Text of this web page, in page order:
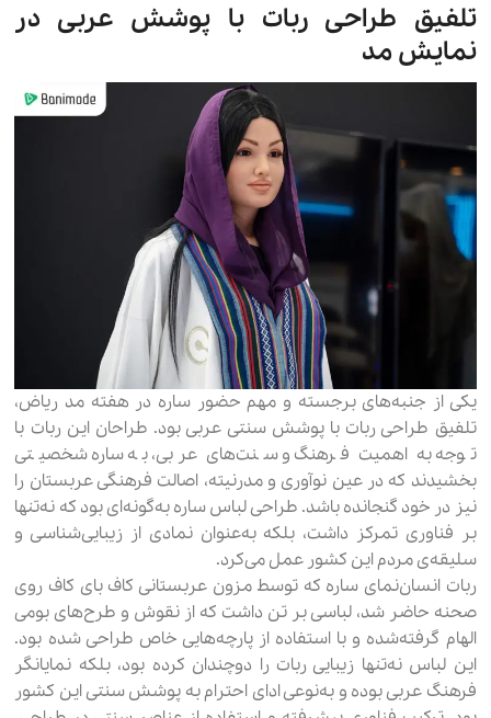
تلفیق طراحی ربات با پوشش عربی در
نمایش مد
یکی از جنبه‌های برجسته و مهم حضور ساره در هفته مد ریاض،
تلفیق طراحی ربات با پوشش سنتی عربی بود. طراحان این ربات با
توجه به اهمیت فرهنگ و سنت‌های عربی، به ساره شخصیتی
بخشیدند که در عین نوآوری و مدرنیته، اصالت فرهنگی عربستان را
نیز در خود گنجانده باشد. طراحی لباس ساره به‌گونه‌ای بود که نه‌تنها
بر فناوری تمرکز داشت، بلکه به‌عنوان نمادی از زیبایی‌شناسی و
سلیقه‌ی مردم این کشور عمل می‌کرد.
ربات انسان‌نمای ساره که توسط مزون عربستانی کاف بای کاف روی
صحنه حاضر شد، لباسی بر تن داشت که از نقوش و طرح‌های بومی
الهام گرفته‌شده و با استفاده از پارچه‌هایی خاص طراحی شده بود.
این لباس نه‌تنها زیبایی ربات را دوچندان کرده بود، بلکه نمایانگر
فرهنگ عربی بوده و به‌نوعی ادای احترام به پوشش سنتی این کشور